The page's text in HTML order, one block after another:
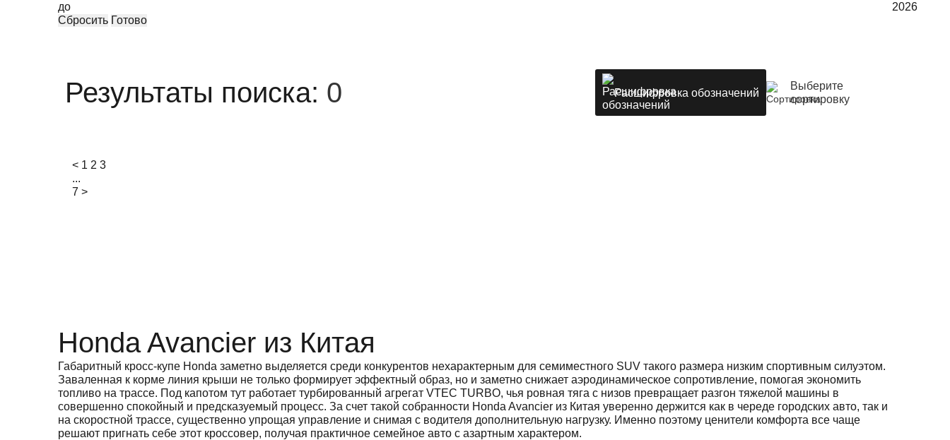
до
2026
Сбросить Готово
Результаты поиска: 0 Расшифровка обозначений
Выберите
сортировку
< 1 2 3
...
7 >
Honda Avancier из Китая
Габаритный кросс-купе Honda заметно выделяется среди конкурентов нехарактерным для семиместного SUV такого размера низким спортивным силуэтом.
Заваленная к корме линия крыши не только формирует эффектный образ, но и заметно снижает аэродинамическое сопротивление, помогая экономить
топливо на трассе. Под капотом тут работает турбированный агрегат VTEC TURBO, чья ровная тяга с низов превращает разгон тяжелой машины в
совершенно спокойный и предсказуемый процесс. За счет такой собранности Honda Avancier из Китая уверенно держится как в череде городских авто, так и
на скоростной трассе, существенно упрощая управление и снимая с водителя дополнительную нагрузку. Именно поэтому ценители комфорта все чаще
решают пригнать себе этот кроссовер, получая практичное семейное авто с азартным характером.